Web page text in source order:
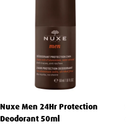
Nuxe Men 24Hr Protection
Deodorant 50ml